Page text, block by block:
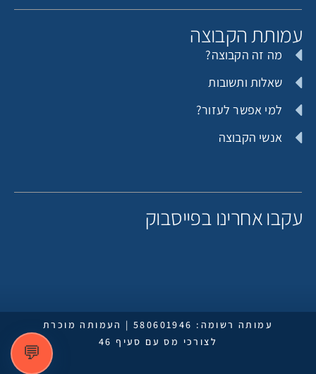
עמותת הקבוצה
מה זה הקבוצה?
שאלות ותשובות
למי אפשר לעזור?
אנשי הקבוצה
עקבו אחרינו בפייסבוק
עמותה רשומה: 580601946 | העמותה מוכרת
לצורכי מס עם סעיף 46
💬